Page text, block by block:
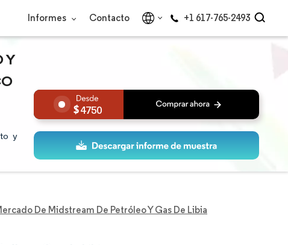
Informes Contacto +1 617-765-2493
Y
y
4750
De Midstream De Petróleo Y Gas De Libia